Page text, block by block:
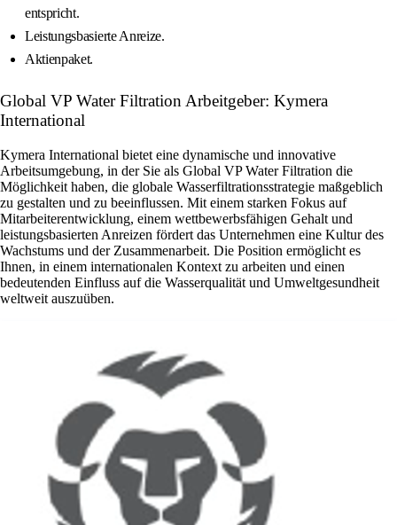
entspricht.
Leistungsbasierte Anreize.
Aktienpaket.
Global VP Water Filtration Arbeitgeber: Kymera
International
Kymera International bietet eine dynamische und innovative
Arbeitsumgebung, in der Sie als Global VP Water Filtration die
Möglichkeit haben, die globale Wasserfiltrationsstrategie maßgeblich
zu gestalten und zu beeinflussen. Mit einem starken Fokus auf
Mitarbeiterentwicklung, einem wettbewerbsfähigen Gehalt und
leistungsbasierten Anreizen fördert das Unternehmen eine Kultur des
Wachstums und der Zusammenarbeit. Die Position ermöglicht es
Ihnen, in einem internationalen Kontext zu arbeiten und einen
bedeutenden Einfluss auf die Wasserqualität und Umweltgesundheit
weltweit auszuüben.